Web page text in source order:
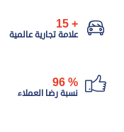
+
15
علامة تجارية عالمية
%
96
نسبة رضا العملاء